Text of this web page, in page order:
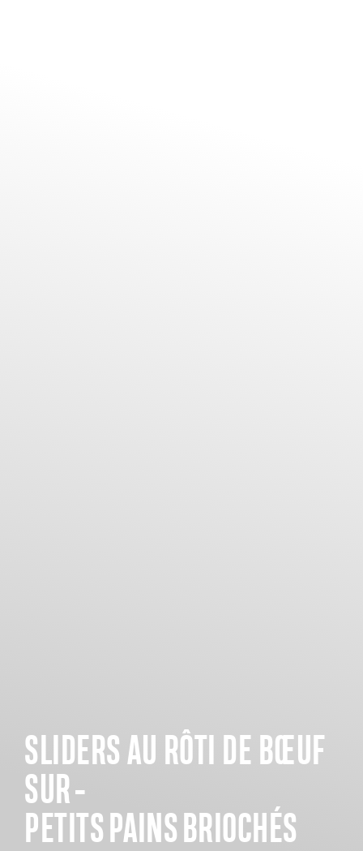
SLIDERS AU RÔTI DE BŒUF
SUR ­
PETITS PAINS BRIOCHÉS